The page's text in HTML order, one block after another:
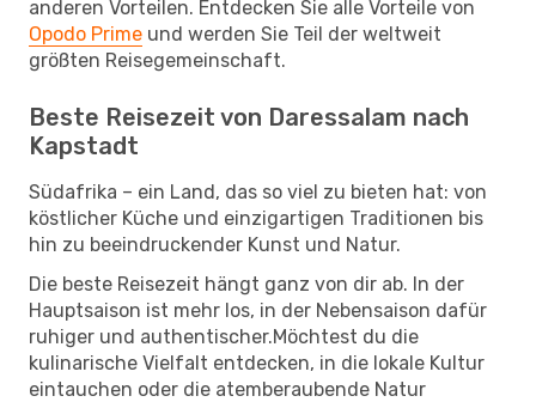
anderen Vorteilen. Entdecken Sie alle Vorteile von
Opodo Prime und werden Sie Teil der weltweit
größten Reisegemeinschaft.
Beste Reisezeit von Daressalam nach
Kapstadt
Südafrika – ein Land, das so viel zu bieten hat: von
köstlicher Küche und einzigartigen Traditionen bis
hin zu beeindruckender Kunst und Natur.
Die beste Reisezeit hängt ganz von dir ab. In der
Hauptsaison ist mehr los, in der Nebensaison dafür
ruhiger und authentischer.Möchtest du die
kulinarische Vielfalt entdecken, in die lokale Kultur
eintauchen oder die atemberaubende Natur